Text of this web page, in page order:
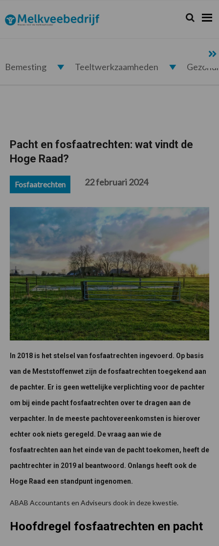
de
hoofdnavigatie
de
hoofd
de
eerste
de
voettekst
Melkveebedrijf.nl Zoeken...
Zoek
Bemesting Teeltwerkzaamheden
Pacht en fosfaatrechten: wat vindt de
Hoge Raad?
Fosfaatrechten 22 februari 2024
In 2018 is het stelsel van fosfaatrechten ingevoerd. Op basis
van de Meststoffenwet zijn de fosfaatrechten toegekend aan
de pachter. Er is geen wettelijke verplichting voor de pachter
om bij einde pacht fosfaatrechten over te dragen aan de
verpachter. In de meeste pachtovereenkomsten is hierover
echter ook niets geregeld. De vraag aan wie de
fosfaatrechten aan het einde van de pacht toekomen, heeft de
pachtrechter in 2019 al beantwoord. Onlangs heeft ook de
Hoge Raad een standpunt ingenomen.
ABAB Accountants en Adviseurs dook in deze kwestie.
Hoofdregel fosfaatrechten en pacht